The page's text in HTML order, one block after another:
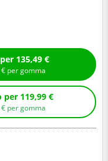
Compra con montaggio per 135,49 €
€ per gomma
Compra senza montaggio per 119,99 €
€ per gomma